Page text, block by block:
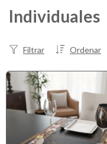
Individuales
Ordenar
Filtrar